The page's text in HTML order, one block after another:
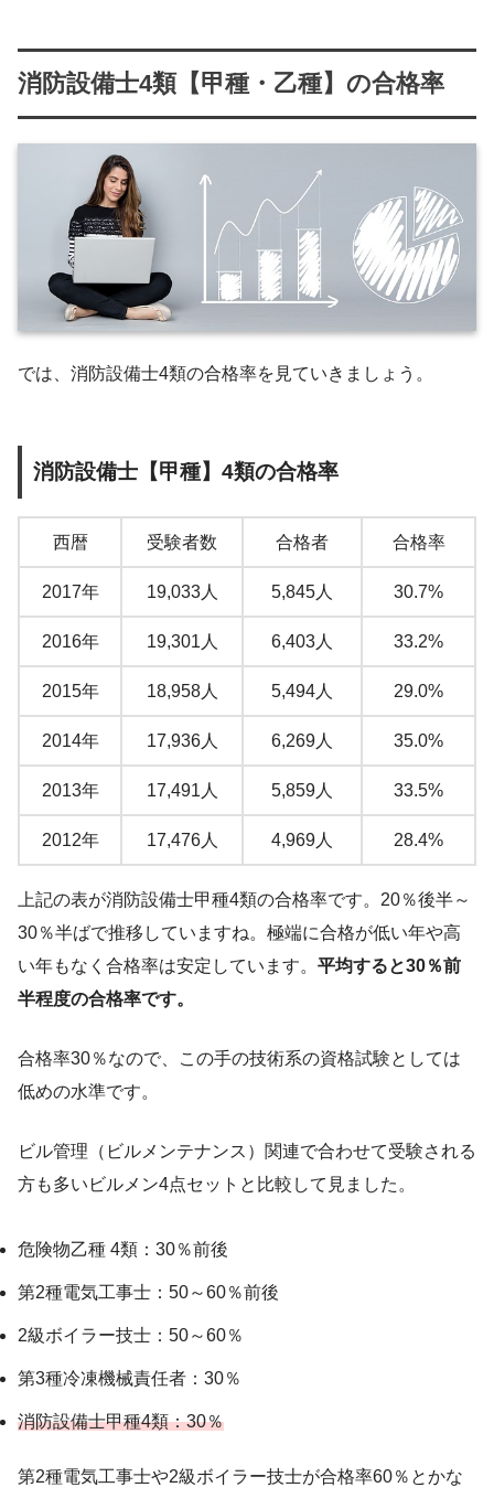
消防設備士4類【甲種・乙種】の合格率
では、消防設備士4類の合格率を見ていきましょう。
消防設備士【甲種】4類の合格率
西暦 受験者数 合格者 合格率
2017年 19,033人 5,845人 30.7%
2016年 19,301人 6,403人 33.2%
2015年 18,958人 5,494人 29.0%
2014年 17,936人 6,269人 35.0%
2013年 17,491人 5,859人 33.5%
2012年 17,476人 4,969人 28.4%
上記の表が消防設備士甲種4類の合格率です。20％後半～
30％半ばで推移していますね。極端に合格が低い年や高
い年もなく合格率は安定しています。 平均すると30％前
半程度の合格率です。
合格率30％なので、この手の技術系の資格試験としては
低めの水準です。
ビル管理（ビルメンテナンス）関連で合わせて受験される
方も多いビルメン4点セットと比較して見ました。
危険物乙種 4類：30％前後
第2種電気工事士：50～60％前後
2級ボイラー技士：50～60％
第3種冷凍機械責任者：30％
消防設備士甲種4類：30％
第2種電気工事士や2級ボイラー技士が合格率60％とかな